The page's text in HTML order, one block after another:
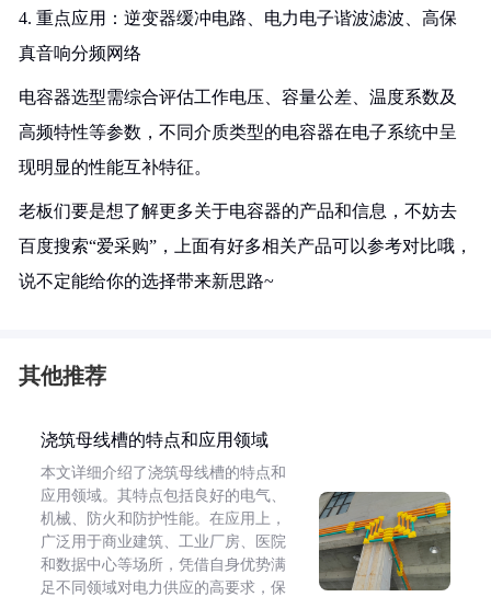
4. 重点应用：逆变器缓冲电路、电力电子谐波滤波、高保
真音响分频网络
电容器选型需综合评估工作电压、容量公差、温度系数及
高频特性等参数，不同介质类型的电容器在电子系统中呈
现明显的性能互补特征。
老板们要是想了解更多关于电容器的产品和信息，不妨去
百度搜索“爱采购”，上面有好多相关产品可以参考对比哦，
说不定能给你的选择带来新思路~
其他推荐
浇筑母线槽的特点和应用领域
本文详细介绍了浇筑母线槽的特点和
应用领域。其特点包括良好的电气、
机械、防火和防护性能。在应用上，
广泛用于商业建筑、工业厂房、医院
和数据中心等场所，凭借自身优势满
足不同领域对电力供应的高要求，保